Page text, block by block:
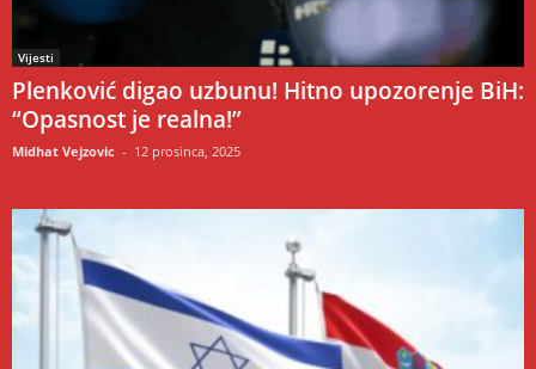
Vijesti
Plenković digao uzbunu! Hitno upozorenje BiH:
“Opasnost je realna!”
Midhat Vejzovic - 12 prosinca, 2025